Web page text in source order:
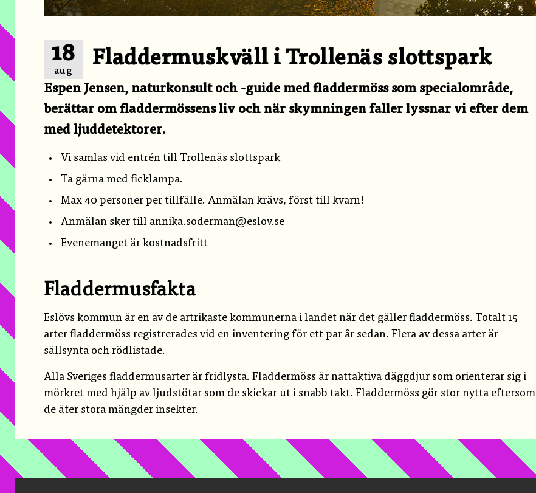
18
aug
Fladdermuskväll i Trollenäs slottspark
Espen Jensen, naturkonsult och -guide med fladdermöss som specialområde,
berättar om fladdermössens liv och när skymningen faller lyssnar vi efter dem
med ljuddetektorer.
Vi samlas vid entrén till Trollenäs slottspark
Ta gärna med ficklampa.
Max 40 personer per tillfälle. Anmälan krävs, först till kvarn!
Anmälan sker till annika.soderman@eslov.se
Evenemanget är kostnadsfritt
Fladdermusfakta
Eslövs kommun är en av de artrikaste kommunerna i landet när det gäller fladdermöss. Totalt 15
arter fladdermöss registrerades vid en inventering för ett par år sedan. Flera av dessa arter är
sällsynta och rödlistade.
Alla Sveriges fladdermusarter är fridlysta. Fladdermöss är nattaktiva däggdjur som orienterar sig i
mörkret med hjälp av ljudstötar som de skickar ut i snabb takt. Fladdermöss gör stor nytta eftersom
de äter stora mängder insekter.